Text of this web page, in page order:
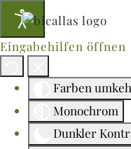
Eingabehilfen öffnen
Farben
Monochrom
Dunkler